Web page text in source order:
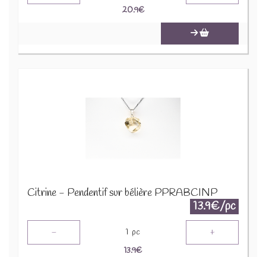
20.9€
Citrine - Pendentif sur bélière PPRABCINP
13.9€/pc
- 1 pc +
13.9€